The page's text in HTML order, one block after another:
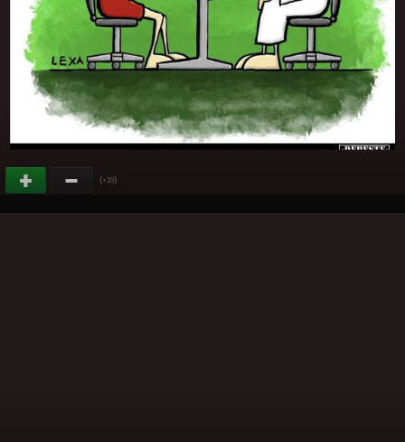
(+15)